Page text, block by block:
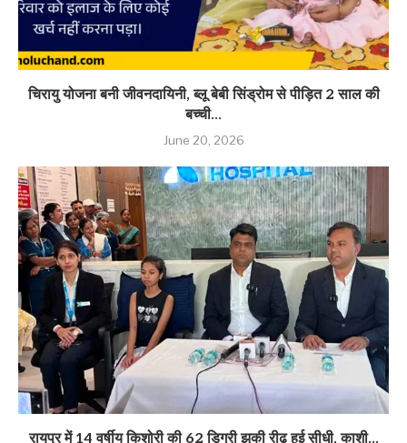
चिरायु योजना बनी जीवनदायिनी, ब्लू बेबी सिंड्रोम से पीड़ित 2 साल की
बच्ची...
June 20, 2026
रायपुर में 14 वर्षीय किशोरी की 62 डिग्री झुकी रीढ़ हुई सीधी, काशी...